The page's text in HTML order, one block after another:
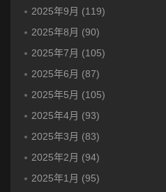
2025年9月 (119)
2025年8月 (90)
2025年7月 (105)
2025年6月 (87)
2025年5月 (105)
2025年4月 (93)
2025年3月 (83)
2025年2月 (94)
2025年1月 (95)